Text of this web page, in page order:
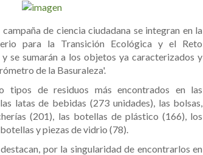
de ciencia ciudadana se integran en la
para la Transición Ecológica y el Reto
se sumarán a los objetos ya caracterizados y
de la Basuraleza'.
tipos de residuos más encontrados en las
latas de bebidas (273 unidades), las bolsas,
(201), las botellas de plástico (166), los
y piezas de vidrio (78).
por la singularidad de encontrarlos en